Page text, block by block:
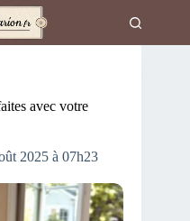
avec votre
2025 à 07h23